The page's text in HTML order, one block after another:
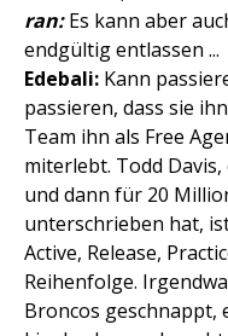
ran:Es kann aber
endgültig entlassen ...
Edebali: Kann
passieren, dass sie
Team ihn als Free
miterlebt. Todd
und dann für 20
unterschrieben hat,
Active, Release,
Reihenfolge.
Broncos geschnappt,